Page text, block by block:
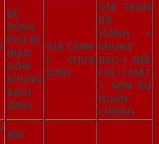
BỀ
RỘNG
PHỦ BÌ
(BAO
GỒM
KHUNG
BAO)
(MM)
GIÁ CÁNH
( CHƯA
SƠN)
GIÁ TRỌN
BỘ
(CÁNH +
KHUNG
BAO + NẸP
CHỈ 2 MẶT
+ SƠN PU
HOÀN
CHỈNH)
800